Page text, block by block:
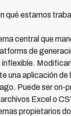
qué estamos
central que
de
una aplicación
Puede ser
Excel o
propietarios